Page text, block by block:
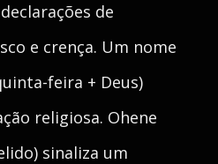
de
e crença. Um nome
feira + Deus)
religiosa. Ohene
sinaliza um